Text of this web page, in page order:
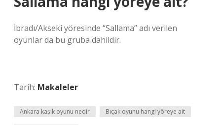
İbradı/Akseki yöresinde “Sallama” adı verilen
oyunlar da bu gruba dahildir.
Tarih: Makaleler
Ankara kaşık oyunu nedir Bıçak oyunu hangi yöreye ait